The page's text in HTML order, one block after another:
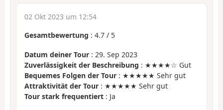
02 Okt 2023 um 12:54
Gesamtbewertung : 4.7 / 5
Datum deiner Tour : 29. Sep 2023
Zuverlässigkeit der Beschreibung : ★★★★☆ Gut
Bequemes Folgen der Tour : ★★★★★ Sehr gut
Attraktivität der Tour : ★★★★★ Sehr gut
Tour stark frequentiert : Ja